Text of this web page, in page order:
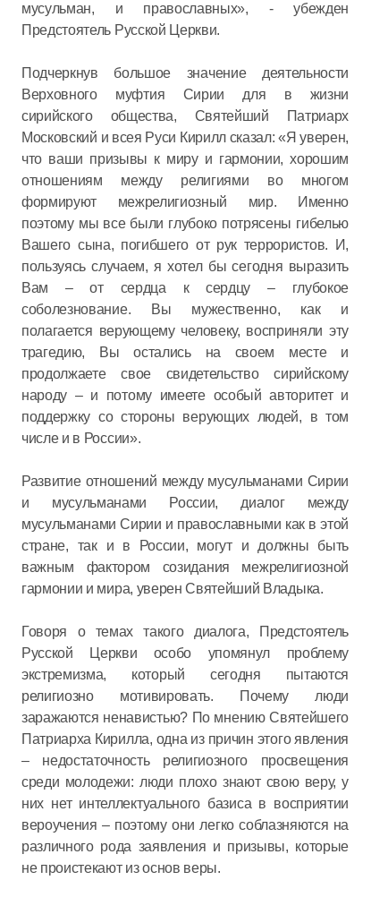
мусульман, и православных», - убежден
Предстоятель Русской Церкви.
Подчеркнув большое значение деятельности
Верховного муфтия Сирии для в жизни
сирийского общества, Святейший Патриарх
Московский и всея Руси Кирилл сказал: «Я уверен,
что ваши призывы к миру и гармонии, хорошим
отношениям между религиями во многом
формируют межрелигиозный мир. Именно
поэтому мы все были глубоко потрясены гибелью
Вашего сына, погибшего от рук террористов. И,
пользуясь случаем, я хотел бы сегодня выразить
Вам – от сердца к сердцу – глубокое
соболезнование. Вы мужественно, как и
полагается верующему человеку, восприняли эту
трагедию, Вы остались на своем месте и
продолжаете свое свидетельство сирийскому
народу – и потому имеете особый авторитет и
поддержку со стороны верующих людей, в том
числе и в России».
Развитие отношений между мусульманами Сирии
и мусульманами России, диалог между
мусульманами Сирии и православными как в этой
стране, так и в России, могут и должны быть
важным фактором созидания межрелигиозной
гармонии и мира, уверен Святейший Владыка.
Говоря о темах такого диалога, Предстоятель
Русской Церкви особо упомянул проблему
экстремизма, который сегодня пытаются
религиозно мотивировать. Почему люди
заражаются ненавистью? По мнению Святейшего
Патриарха Кирилла, одна из причин этого явления
– недостаточность религиозного просвещения
среди молодежи: люди плохо знают свою веру, у
них нет интеллектуального базиса в восприятии
вероучения – поэтому они легко соблазняются на
различного рода заявления и призывы, которые
не проистекают из основ веры.